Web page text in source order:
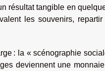
résultat tangible en
les souvenirs,
: la « scénographie
deviennent une